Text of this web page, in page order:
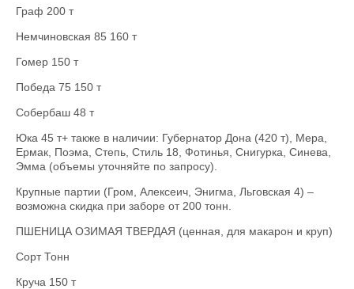
Граф 200 т
Немчиновская 85 160 т
Гомер 150 т
Победа 75 150 т
Собербаш 48 т
Юка 45 т+ также в наличии: Губернатор Дона (420 т), Мера,
Ермак, Поэма, Степь, Стиль 18, Фотинья, Снигурка, Синева,
Эмма (объемы уточняйте по запросу).
Крупные партии (Гром, Алексеич, Энигма, Льговская 4) –
возможна скидка при заборе от 200 тонн.
ПШЕНИЦА ОЗИМАЯ ТВЕРДАЯ (ценная, для макарон и круп)
Сорт Тонн
Круча 150 т